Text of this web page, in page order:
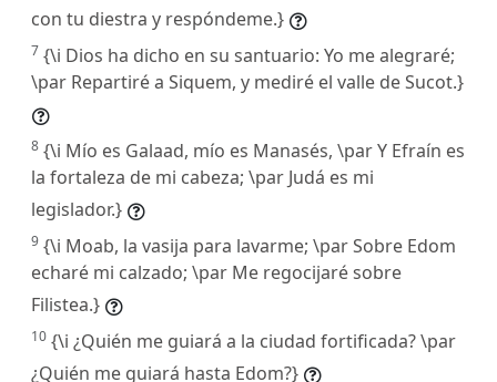
con tu diestra y respóndeme.}
7 {\i Dios ha dicho en su santuario: Yo me alegraré;
\par Repartiré a Siquem, y mediré el valle de Sucot.}
8 {\i Mío es Galaad, mío es Manasés, \par Y Efraín es
la fortaleza de mi cabeza; \par Judá es mi
legislador.}
9 {\i Moab, la vasija para lavarme; \par Sobre Edom
echaré mi calzado; \par Me regocijaré sobre
Filistea.}
10 {\i ¿Quién me guiará a la ciudad fortificada? \par
¿Quién me guiará hasta Edom?}